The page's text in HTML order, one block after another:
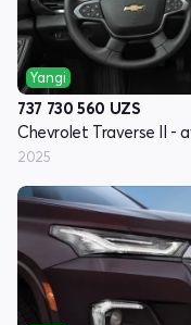
Yangi
737 730 560 UZS
2025